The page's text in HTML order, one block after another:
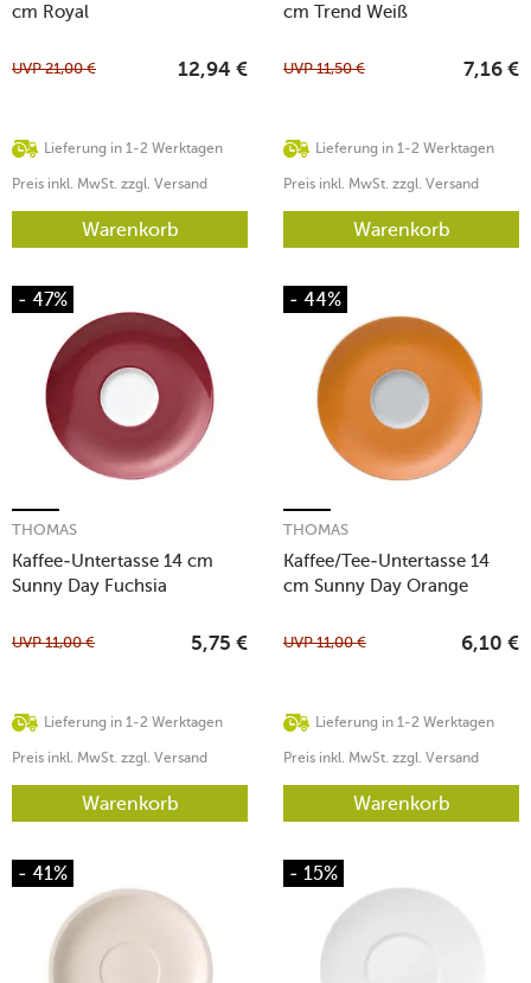
cm Royal
Lieferung in 1-2 Werktagen
UVP21,00 € 12,94 €
Preis inkl. MwSt. zzgl. Versand
Warenkorb
cm Trend Weiß
Lieferung in 1-2 Werktagen
UVP11,50 € 7,16 €
Preis inkl. MwSt. zzgl. Versand
Warenkorb
- 47%
Kaffee-Untertasse 14 cm
Sunny Day Fuchsia
THOMAS
Lieferung in 1-2 Werktagen
UVP11,00 € 5,75 €
Preis inkl. MwSt. zzgl. Versand
Warenkorb
- 44%
Kaffee/Tee-Untertasse 14
cm Sunny Day Orange
THOMAS
Lieferung in 1-2 Werktagen
UVP11,00 € 6,10 €
Preis inkl. MwSt. zzgl. Versand
Warenkorb
- 41% - 15%